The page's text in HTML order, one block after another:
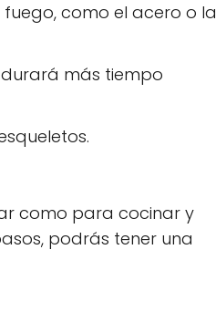
como el acero o la
más tiempo
como para cocinar y
podrás tener una